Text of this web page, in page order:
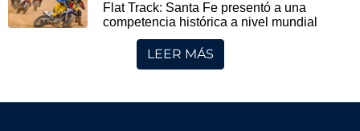
Flat Track: Santa Fe presentó a una
competencia histórica a nivel mundial
LEER MÁS